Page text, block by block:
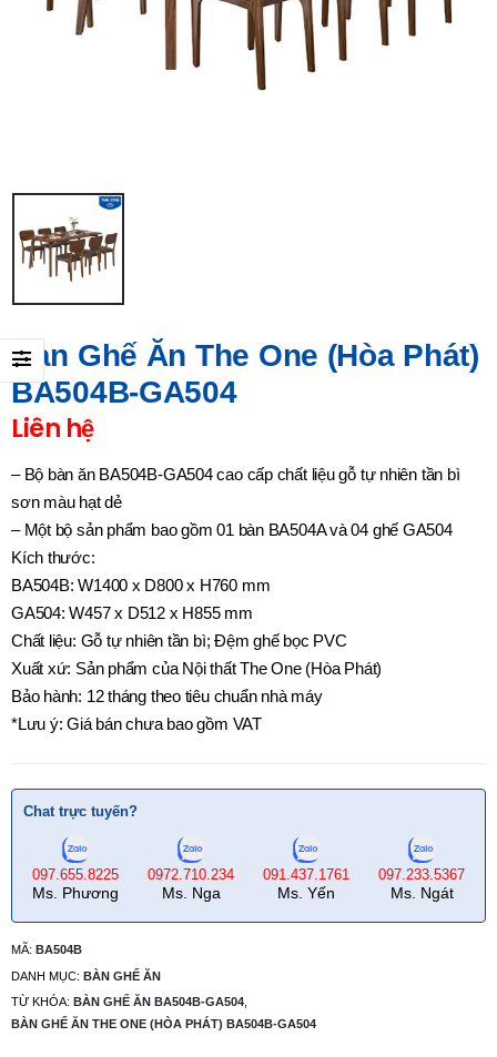
Bàn Ghế Ăn The One (Hòa Phát)
BA504B-GA504
Liên hệ
– Bộ bàn ăn BA504B-GA504 cao cấp chất liệu gỗ tự nhiên tần bì
sơn màu hạt dẻ
– Một bộ sản phẩm bao gồm 01 bàn BA504A và 04 ghế GA504
Kích thước:
BA504B: W1400 x D800 x H760 mm
GA504: W457 x D512 x H855 mm
Chất liệu: Gỗ tự nhiên tần bì; Đệm ghế bọc PVC
Xuất xứ: Sản phẩm của Nội thất The One (Hòa Phát)
Bảo hành: 12 tháng theo tiêu chuẩn nhà máy
*Lưu ý: Giá bán chưa bao gồm VAT
Chat trực tuyến?
097.655.8225
Ms. Phương
0972.710.234
Ms. Nga
091.437.1761
Ms. Yến
097.233.5367
Ms. Ngát
MÃ: BA504B
DANH MỤC: BÀN GHẾ ĂN
TỪ KHÓA: BÀN GHẾ ĂN BA504B-GA504
BÀN GHẾ ĂN THE ONE (HÒA PHÁT) BA504B-GA504